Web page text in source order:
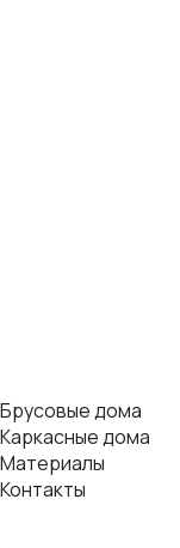
Брусовые дома
Каркасные дома
Материалы
Контакты